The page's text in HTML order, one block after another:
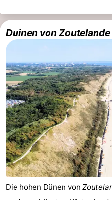
Duinen von Zoutelande
Die hohen Dünen von